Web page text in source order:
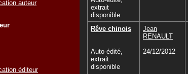
auteur
éditeur
extrait
disponible
Rêve chinois
Auto-édité,
extrait
disponible
Jean
RENAULT
24/12/2012